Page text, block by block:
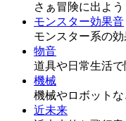
さぁ冒険に出よう
モンスター効果音
モンスター系の
物音
道具や日常生活
機械
機械やロボット
近未来